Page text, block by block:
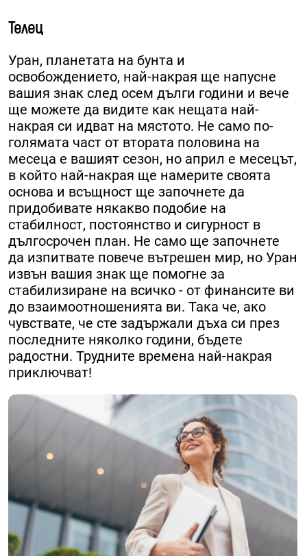
Телец
Уран, планетата на бунта и
освобождението, най-накрая ще напусне
вашия знак след осем дълги години и вече
ще можете да видите как нещата най-
накрая си идват на мястото. Не само по-
голямата част от втората половина на
месеца е вашият сезон, но април е месецът,
в който най-накрая ще намерите своята
основа и всъщност ще започнете да
придобивате някакво подобие на
стабилност, постоянство и сигурност в
дългосрочен план. Не само ще започнете
да изпитвате повече вътрешен мир, но Уран
извън вашия знак ще помогне за
стабилизиране на всичко - от финансите ви
до взаимоотношенията ви. Така че, ако
чувствате, че сте задържали дъха си през
последните няколко години, бъдете
радостни. Трудните времена най-накрая
приключват!